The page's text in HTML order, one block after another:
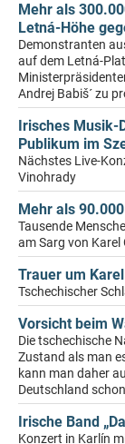
Mehr als
Letná-Höhe
Demonstranten
auf dem Letná-
Andrej Babiš´ zu
Irisches Musik-
Publikum im
Nächstes Live-
Vinohrady
Mehr als
Tausende
am Sarg von
Trauer um
Tschechischer
Vorsicht beim
Die tschechische
Zustand als man
kann man daher
Deutschland
Irische Band
Konzert in Karlín